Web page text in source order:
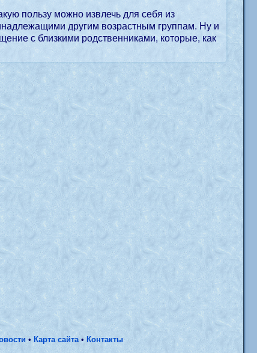
пользу можно извлечь для себя из
другим возрастным группам. Ну и
с близкими родственниками, которые, как
• Карта сайта• Контакты